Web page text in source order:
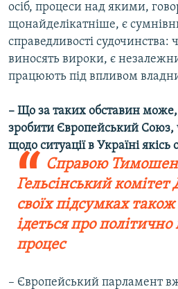
осіб, процеси над якими,
щонайделікатніше, є
справедливості судочинства:
виносять вироки, є
працюють під впливом
– Що за таких обставин
зробити Європейський
щодо ситуації в Україні якісь
Справою
Гельсінський комітет
своїх підсумках
ідеться про
процес
– Європейський парламент